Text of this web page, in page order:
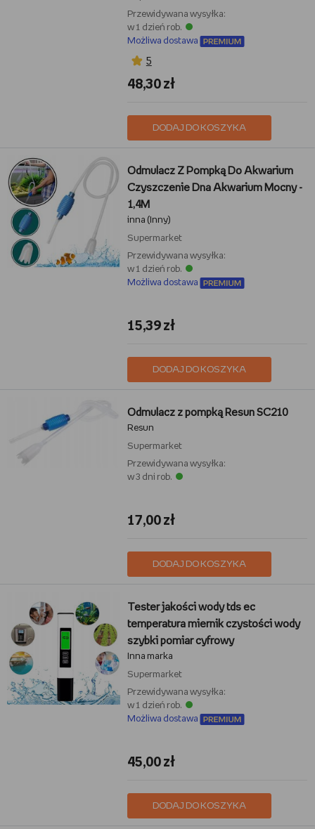
Przewidywana wysyłka:
w 1 dzień rob.
Możliwa dostawa
5
48,30 zł
DODAJ DO KOSZYKA
Odmulacz Z Pompką Do Akwarium
Czyszczenie Dna Akwarium Mocny -
1,4M
inna (Inny)
Supermarket
Przewidywana wysyłka:
w 1 dzień rob.
Możliwa dostawa
15,39 zł
DODAJ DO KOSZYKA
Odmulacz z pompką Resun SC210
Resun
Supermarket
Przewidywana wysyłka:
w 3 dni rob.
17,00 zł
DODAJ DO KOSZYKA
Tester jakości wody tds ec
temperatura miernik czystości wody
szybki pomiar cyfrowy
Inna marka
Supermarket
Przewidywana wysyłka:
w 1 dzień rob.
Możliwa dostawa
45,00 zł
DODAJ DO KOSZYKA